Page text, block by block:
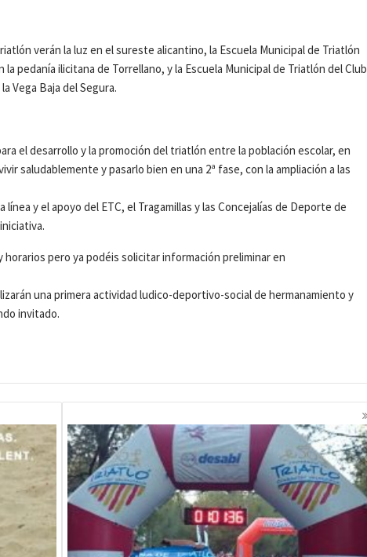
verán la luz en el sureste alicantino, la Escuela Municipal de Triatlón
pedanía ilicitana de Torrellano, y la Escuela Municipal de Triatlón del Club
Vega Baja del Segura.
el desarrollo y la promoción del triatlón entre la población escolar, en
saludablemente y pasarlo bien en una 2ª fase, con la ampliación a las
y el apoyo del ETC, el Tragamillas y las Concejalías de Deporte de
pero ya podéis solicitar información preliminar en
una primera actividad ludico-deportivo-social de hermanamiento y
invitado.